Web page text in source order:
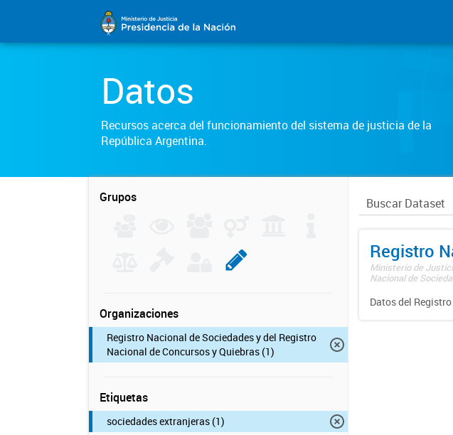
Datos
Recursos acerca del funcionamiento del sistema de justicia de la
República Argentina.
Grupos
Organizaciones
Registro Nacional de Sociedades y del Registro
Nacional de Concursos y Quiebras (1)
Etiquetas
sociedades extranjeras (1)
Registro
Ministerio de
Nacional de
Datos del